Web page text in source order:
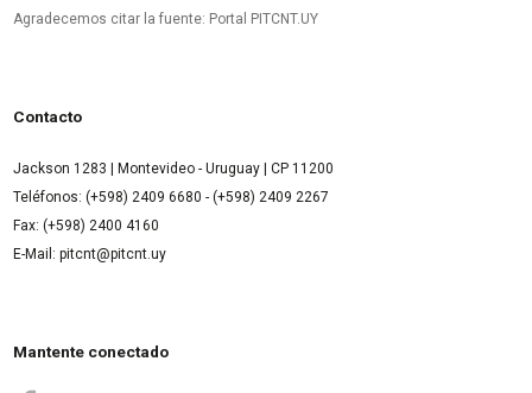
Agradecemos citar la fuente: Portal PITCNT.UY
Contacto
Jackson 1283 | Montevideo - Uruguay | CP 11200
Teléfonos: (+598) 2409 6680 - (+598) 2409 2267
Fax: (+598) 2400 4160
E-Mail: pitcnt@pitcnt.uy
Mantente conectado